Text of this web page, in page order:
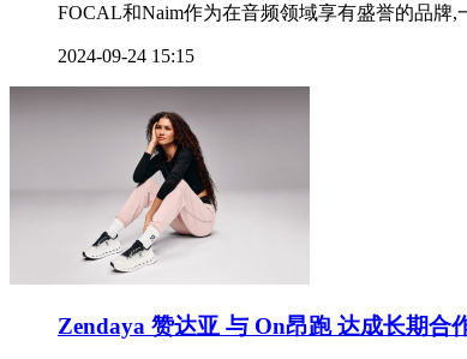
FOCAL和Naim作为在音频领域享有盛誉的品牌,
2024-09-24 15:15
Zendaya 赞达亚 与 On昂跑 达成长期合